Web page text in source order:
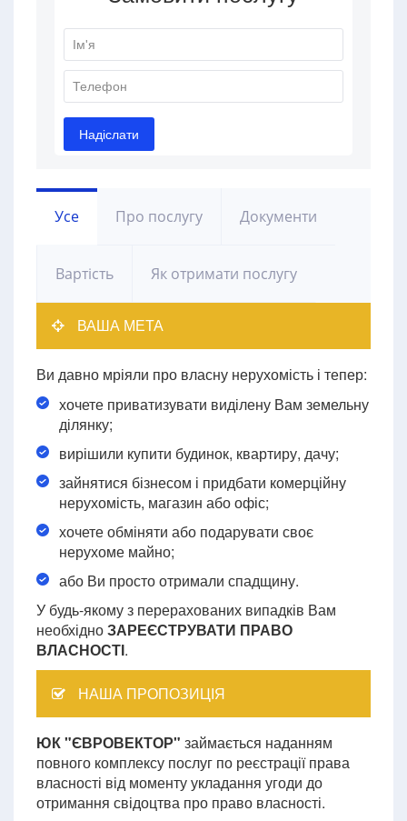
Усе Про послугу Документи
Вартість Як отримати послугу
ВАША МЕТА
Ви давно мріяли про власну нерухомість і тепер:
хочете приватизувати виділену Вам земельну
ділянку;
вирішили купити будинок, квартиру, дачу;
зайнятися бізнесом і придбати комерційну
нерухомість, магазин або офіс;
хочете обміняти або подарувати своє
нерухоме майно;
або Ви просто отримали спадщину.
У будь-якому з перерахованих випадків Вам
необхідноЗАРЕЄСТРУВАТИ ПРАВО
ВЛАСНОСТІ.
НАША ПРОПОЗИЦІЯ
ЮК "ЄВРОВЕКТОР" займається наданням
повного комплексу послуг по реєстрації права
власності від моменту укладання угоди до
отримання свідоцтва про право власності.